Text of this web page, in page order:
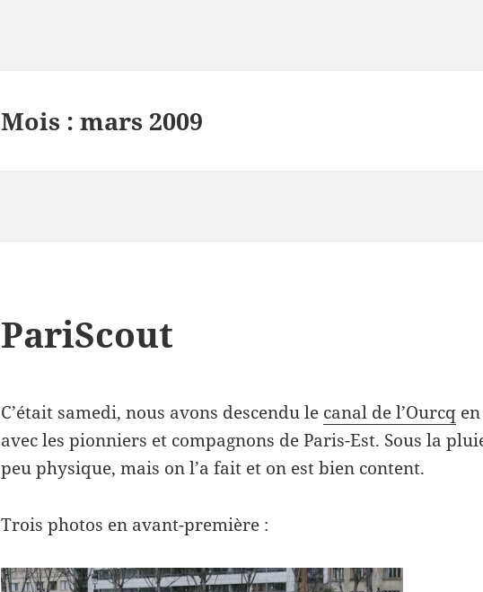
Mois :mars 2009
PariScout
C’était samedi, nous avons descendu le canal de l’Ourcq
avec les pionniers et compagnons de Paris-Est. Sous la
peu physique, mais on l’a fait et on est bien content.
Trois photos en avant-première :